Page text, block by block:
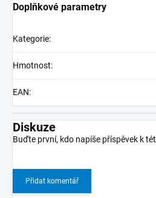
Doplňkové parametry
Kategorie:
Hmotnost:
EAN:
Diskuze
Buďte první, kdo napíše příspěvek k
Přidat komentář